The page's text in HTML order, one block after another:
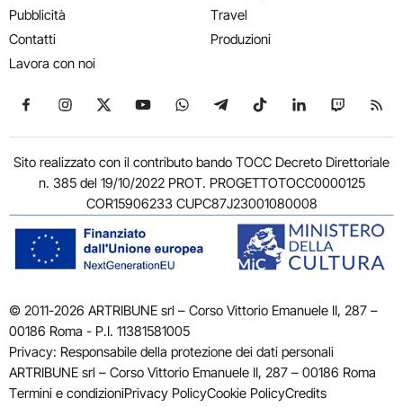
Pubblicità
Contatti
Lavora con noi
Travel
Produzioni
Seguici su Facebook
Seguici su Instagram
Seguici su X
Seguici su YouTube
Seguici su WhatsApp
Seguici su Telegram
Seguici su TikTok
Seguici su
Seguici
Sito realizzato con il contributo bando TOCC Decreto Direttoriale
n. 385 del 19/10/2022 PROT. PROGETTOTOCC0000125
COR15906233 CUPC87J23001080008
© 2011-2026 ARTRIBUNE srl – Corso Vittorio Emanuele II, 287 –
00186 Roma - P.I. 11381581005
Privacy: Responsabile della protezione dei dati personali
ARTRIBUNE srl – Corso Vittorio Emanuele II, 287 – 00186 Roma
Termini e condizioniPrivacy PolicyCookie PolicyCredits